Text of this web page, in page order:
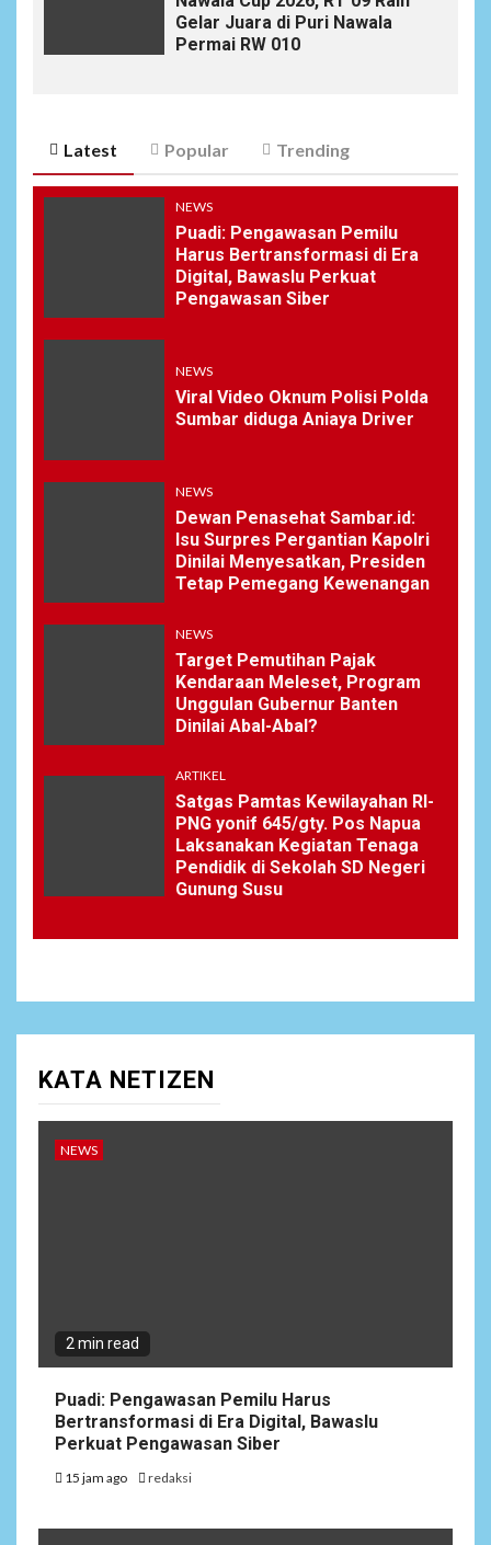
Gelar Juara di Puri Nawala
Permai RW 010
Latest Popular Trending
NEWS
Puadi: Pengawasan Pemilu
Harus Bertransformasi di Era
Digital, Bawaslu Perkuat
Pengawasan Siber
NEWS
Viral Video Oknum Polisi Polda
Sumbar diduga Aniaya Driver
NEWS
Dewan Penasehat Sambar.id:
Isu Surpres Pergantian Kapolri
Dinilai Menyesatkan, Presiden
Tetap Pemegang Kewenangan
NEWS
Target Pemutihan Pajak
Kendaraan Meleset, Program
Unggulan Gubernur Banten
Dinilai Abal-Abal?
ARTIKEL
Satgas Pamtas Kewilayahan RI-
PNG yonif 645/gty. Pos Napua
Laksanakan Kegiatan Tenaga
Pendidik di Sekolah SD Negeri
Gunung Susu
KATA NETIZEN
NEWS
2 min read
Puadi: Pengawasan Pemilu Harus
Bertransformasi di Era Digital, Bawaslu
Perkuat Pengawasan Siber
15 jam ago redaksi